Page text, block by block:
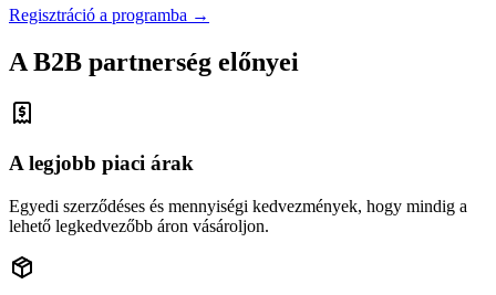
Regisztráció a programba →
A B2B partnerség előnyei
A legjobb piaci árak
Egyedi szerződéses és mennyiségi kedvezmények, hogy mindig a
lehető legkedvezőbb áron vásároljon.